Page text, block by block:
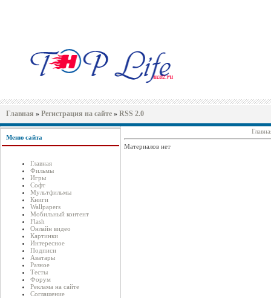
Главная » Регистрация на сайте » RSS 2.0
Меню сайта
Главная
Фильмы
Игры
Софт
Мультфильмы
Книги
Wallpapers
Мобильный контент
Flash
Онлайн видео
Картинки
Интересное
Подписи
Аватары
Разное
Тесты
Форум
Реклама на сайте
Соглашение
Материалов нет